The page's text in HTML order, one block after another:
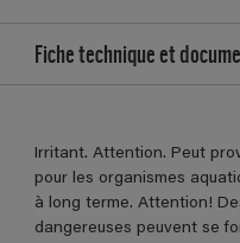
Fiche technique et
Irritant. Attention. Peut
pour les organismes
à long terme. Attention!
dangereuses peuvent se